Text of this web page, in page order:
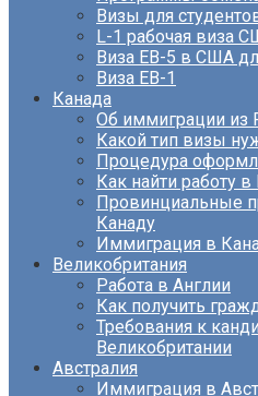
Визы для
L-1 рабочая виза
Виза EB-5 в США
Виза ЕВ-1
Канада
Об иммиграции из
Какой тип визы
Процедура
Как найти работу в
Провинциальные
Канаду
Иммиграция в
Великобритания
Работа в Англии
Как получить
Требования к
Великобритании
Австралия
Иммиграция в